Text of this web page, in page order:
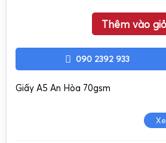
Thêm vào
090 2392 933
Giấy A5 An Hòa 70gsm